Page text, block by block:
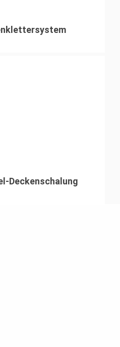
Deckenschalung